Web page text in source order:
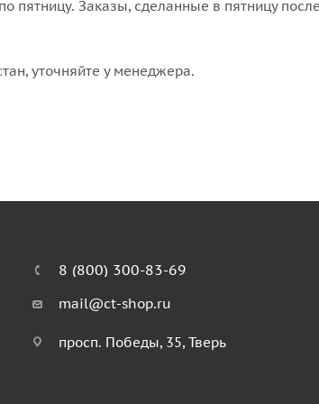
пятницу. Заказы, сделанные в пятницу
уточняйте у менеджера.
8 (800) 300-83-69
mail@ct-shop.ru
просп. Победы, 35, Тверь